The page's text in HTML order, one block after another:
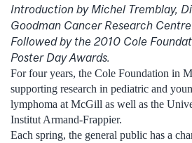
Introduction by Michel Tremblay,
Goodman Cancer Research Centre
Followed by the 2010 Cole
Poster Day Awards.
For four years, the Cole Foundation in
supporting research in pediatric and
lymphoma at McGill as well as the
Institut Armand-Frappier.
Each spring, the general public has a